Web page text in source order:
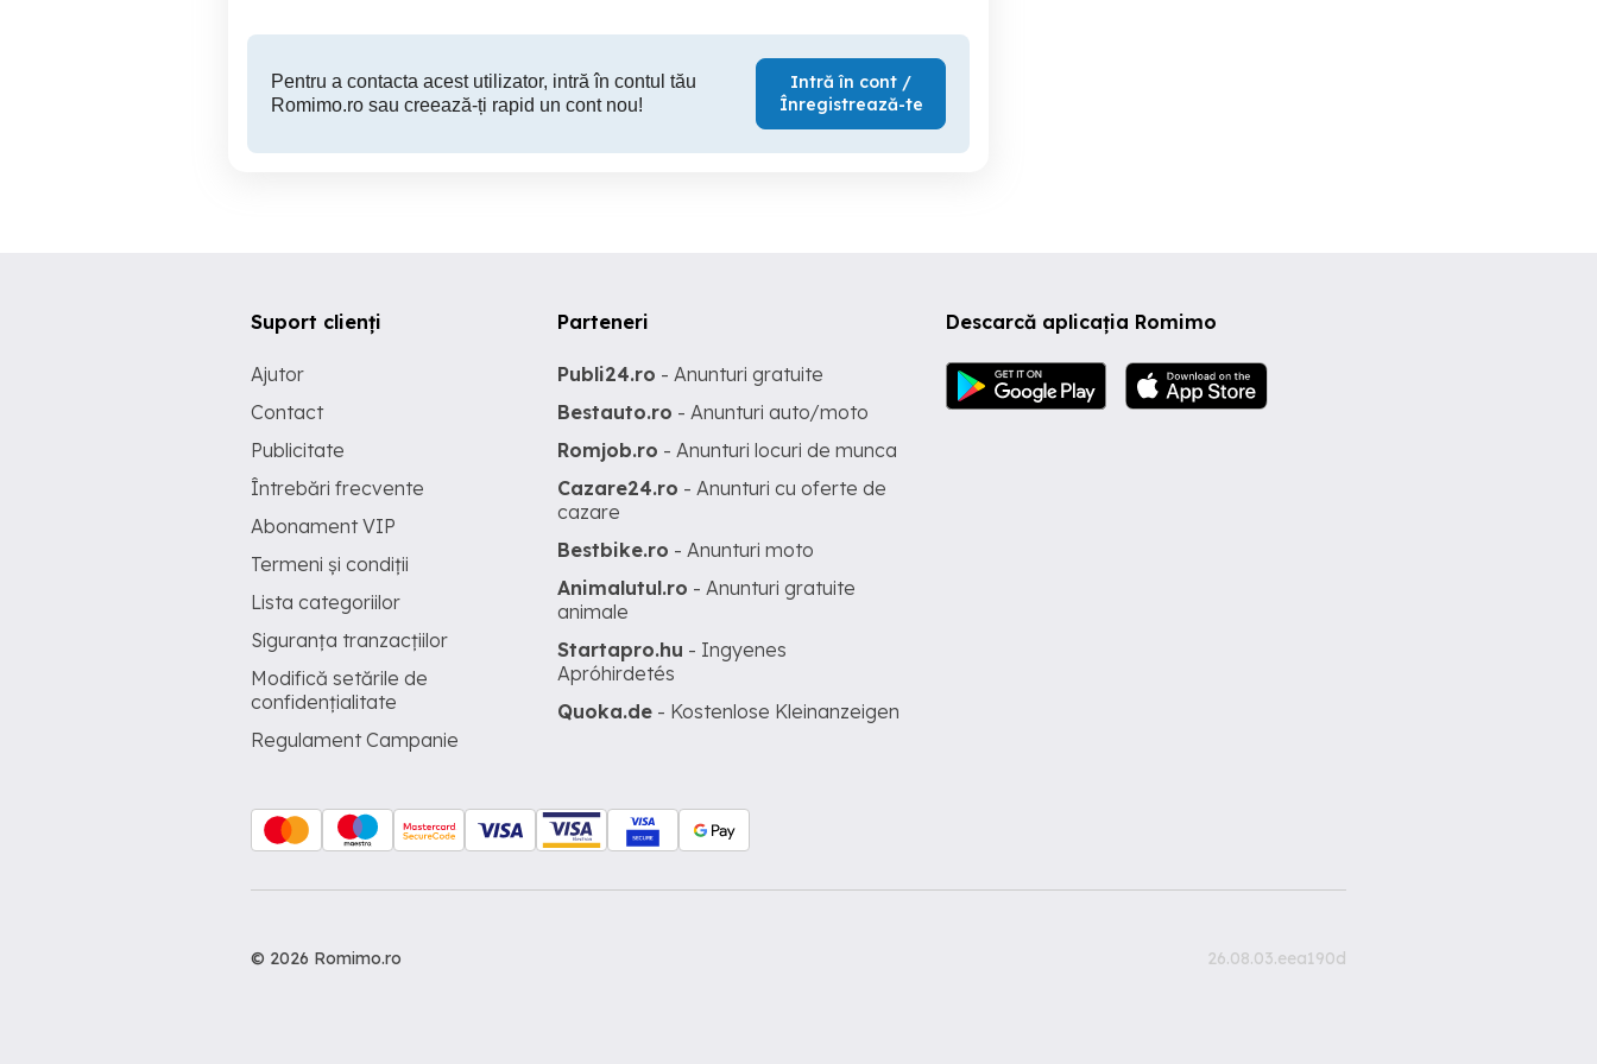
Pentru a contacta acest utilizator, intră în contul tău
Romimo.ro sau creează-ți rapid un cont nou!
Intră în cont /
Înregistrează-te
Descarcă aplicația Romimo
Suport clienți
Ajutor
Contact
Publicitate
Întrebări frecvente
Abonament VIP
Termeni și condiții
Lista categoriilor
Siguranța tranzacțiilor
Modifică setările de
confidențialitate
Regulament Campanie
Parteneri
Publi24.ro - Anunturi gratuite
Bestauto.ro - Anunturi auto/moto
Romjob.ro - Anunturi locuri de munca
Cazare24.ro - Anunturi cu oferte de
cazare
Bestbike.ro - Anunturi moto
Animalutul.ro - Anunturi gratuite
animale
Startapro.hu - Ingyenes
Apróhirdetés
Quoka.de - Kostenlose Kleinanzeigen
© 2026 Romimo.ro 26.08.03.eea190d